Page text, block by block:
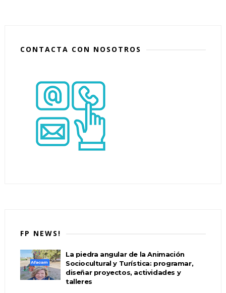
CONTACTA CON NOSOTROS
FP NEWS!
La piedra angular de la Animación
Sociocultural y Turística: programar,
diseñar proyectos, actividades y
talleres